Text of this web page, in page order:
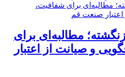
مطالبه‌ای برای
و صیانت از اعتبار